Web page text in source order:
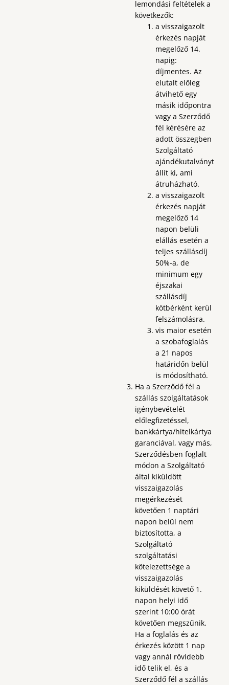
lemondási feltételek a
következők:
a visszaigazolt
érkezés napját
megelőző 14.
napig:
díjmentes. Az
elutalt előleg
átvihető egy
másik időpontra
vagy a Szerződő
fél kérésére az
adott összegben
Szolgáltató
ajándékutalványt
állít ki, ami
átruházható.
a visszaigazolt
érkezés napját
megelőző 14
napon belüli
elállás esetén a
teljes szállásdíj
50%-a, de
minimum egy
éjszakai
szállásdíj
kötbérként kerül
felszámolásra.
vis maior esetén
a szobafoglalás
a 21 napos
határidőn belül
is módosítható.
Ha a Szerződő fél a
szállás szolgáltatások
igénybevételét
előlegfizetéssel,
bankkártya/hitelkártya
garanciával, vagy más,
Szerződésben foglalt
módon a Szolgáltató
által kiküldött
visszaigazolás
megérkezését
követően 1 naptári
napon belül nem
biztosította, a
Szolgáltató
szolgáltatási
kötelezettsége a
visszaigazolás
kiküldését követő 1.
napon helyi idő
szerint 10:00 órát
követően megszűnik.
Ha a foglalás és az
érkezés között 1 nap
vagy annál rövidebb
idő telik el, és a
Szerződő fél a szállás